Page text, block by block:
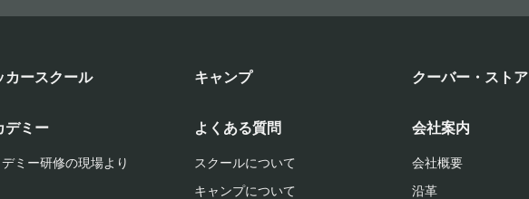
カースクール キャンプ クーバー・ストア
デミー
ミー研修の現場より
よくある質問
スクールについて
キャンプについて
会社案内
会社概要
沿革